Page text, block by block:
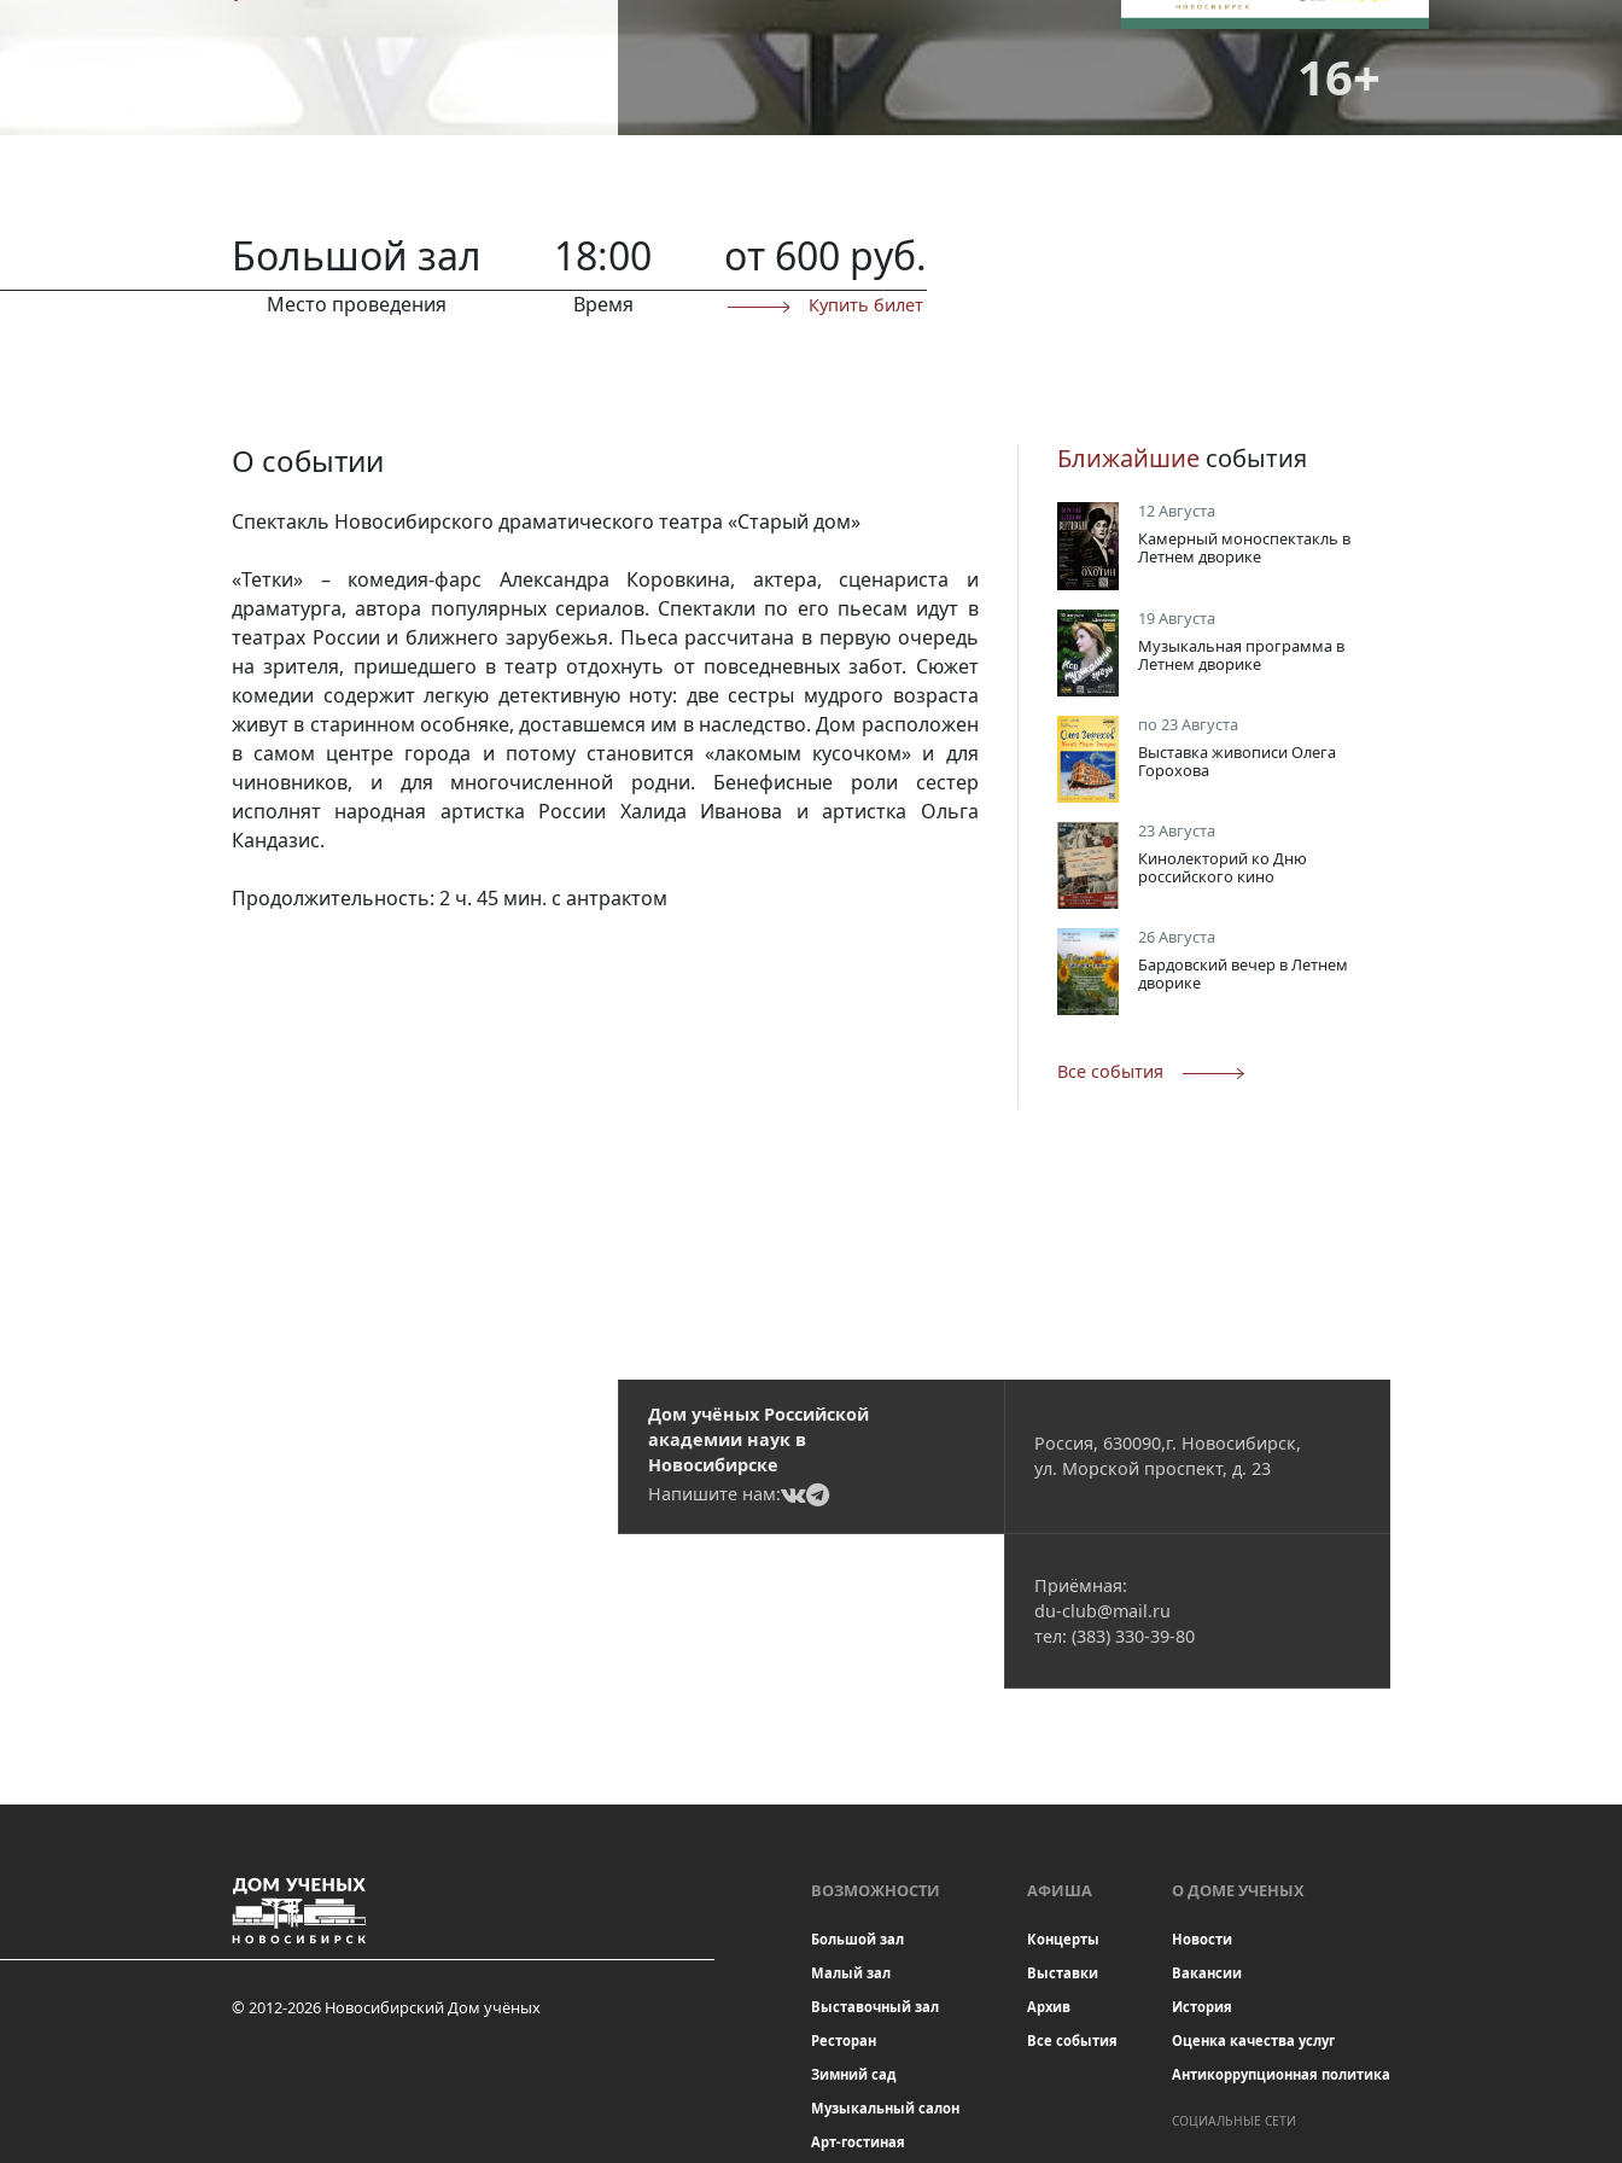
Новости
Наука
О Доме учёных
16+
Большой зал
Место проведения
18:00
Время
от 600 руб.
Купить билет
О событии
Спектакль Новосибирского драматического театра «Старый дом»
«Тетки» – комедия-фарс Александра Коровкина, актера, сценариста и
драматурга, автора популярных сериалов. Спектакли по его пьесам идут в
театрах России и ближнего зарубежья. Пьеса рассчитана в первую очередь
на зрителя, пришедшего в театр отдохнуть от повседневных забот. Сюжет
комедии содержит легкую детективную ноту: две сестры мудрого возраста
живут в старинном особняке, доставшемся им в наследство. Дом расположен
в самом центре города и потому становится «лакомым кусочком» и для
чиновников, и для многочисленной родни. Бенефисные роли сестер
исполнят народная артистка России Халида Иванова и артистка Ольга
Кандазис.
Продолжительность: 2 ч. 45 мин. с антрактом
Ближайшие события
12 Августа
Камерный моноспектакль в
Летнем дворике
19 Августа
Музыкальная программа в
Летнем дворике
по 23 Августа
Выставка живописи Олега
Горохова
23 Августа
Кинолекторий ко Дню
российского кино
26 Августа
Бардовский вечер в Летнем
дворике
Все события
Дом учёных Российской
академии наук в
Новосибирске
Напишите нам:
(current)
(current)
Россия, 630090,г. Новосибирск,
ул. Морской проспект, д. 23
Приёмная:
du-club@mail.ru
тел: (383) 330-39-80
© 2012-2026 Новосибирский Дом учёных
ВОЗМОЖНОСТИ
Большой зал
Малый зал
Выставочный зал
Ресторан
Зимний сад
Музыкальный салон
Арт-гостиная
АФИША
Концерты
Выставки
Архив
Все события
О ДОМЕ УЧЕНЫХ
Новости
Вакансии
История
Оценка качества услуг
Антикоррупционная политика
СОЦИАЛЬНЫЕ СЕТИ